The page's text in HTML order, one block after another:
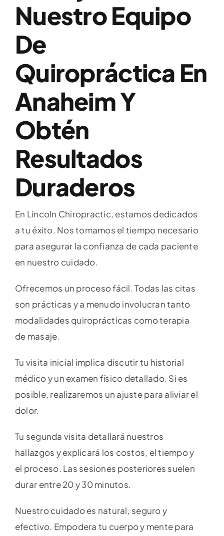
Nuestro Equipo
De
Quiropráctica En
Anaheim Y
Obtén
Resultados
Duraderos
En Lincoln Chiropractic, estamos dedicados
a tu éxito. Nos tomamos el tiempo necesario
para asegurar la confianza de cada paciente
en nuestro cuidado.
Ofrecemos un proceso fácil. Todas las citas
son prácticas y a menudo involucran tanto
modalidades quiroprácticas como terapia
de masaje.
Tu visita inicial implica discutir tu historial
médico y un examen físico detallado. Si es
posible, realizaremos un ajuste para aliviar el
dolor.
Tu segunda visita detallará nuestros
hallazgos y explicará los costos, el tiempo y
el proceso. Las sesiones posteriores suelen
durar entre 20 y 30 minutos.
Nuestro cuidado es natural, seguro y
efectivo. Empodera tu cuerpo y mente para